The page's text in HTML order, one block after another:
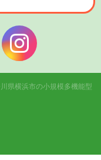
ェルパフェイスブック
川県横浜市の小規模多機能型